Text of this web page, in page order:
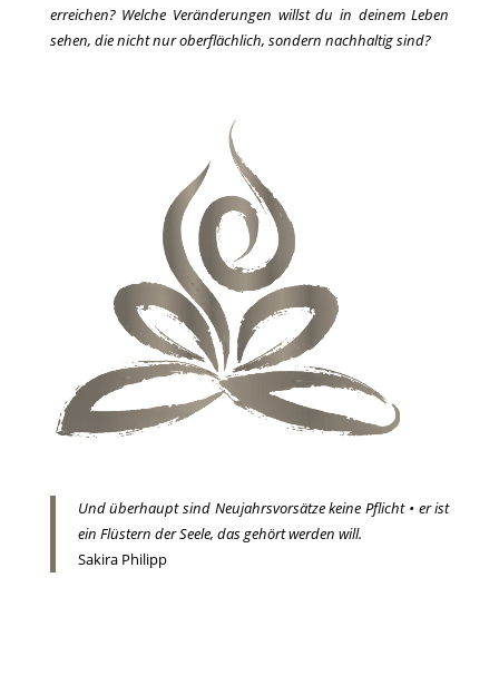
erreichen? Welche Veränderungen willst du in deinem Leben
sehen, die nicht nur oberflächlich, sondern nachhaltig sind?
Und überhaupt sind Neujahrsvorsätze keine Pflicht • er ist
ein Flüstern der Seele, das gehört werden will.
Sakira Philipp